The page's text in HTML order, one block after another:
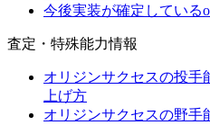
今後実装が確定している
査定・特殊能力情報
オリジンサクセスの投手
上げ方
オリジンサクセスの野手